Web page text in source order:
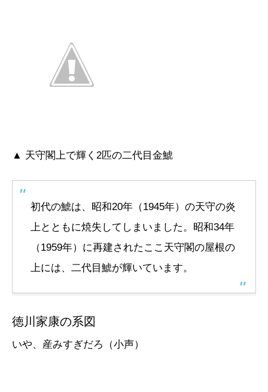
▲ 天守閣上で輝く2匹の二代目金鯱
初代の鯱は、昭和20年（1945年）の天守の炎
上とともに焼失してしまいました。昭和34年
（1959年）に再建されたここ天守閣の屋根の
上には、二代目鯱が輝いています。
徳川家康の系図
いや、産みすぎだろ（小声）